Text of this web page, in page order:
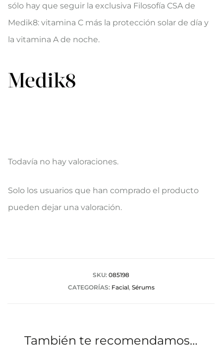
sólo hay que seguir la exclusiva Filosofía CSA de
Medik8: vitamina C más la protección solar de día y
la vitamina A de noche.
V
a
Todavía no hay valoraciones.
Solo los usuarios que han comprado el producto
pueden dejar una valoración.
SKU: 085198
CATEGORÍAS: Facial, Sérums
También te recomendamos…